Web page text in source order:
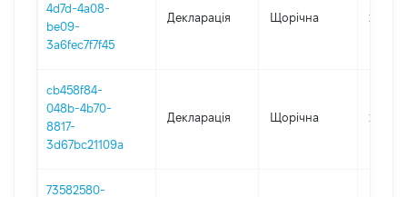
4d7d-4a08-
be09-
3a6fec7f7f45
Декларація Щорічна 2024
cb458f84-
048b-4b70-
8817-
3d67bc21109a
Декларація Щорічна 2021
73582580-